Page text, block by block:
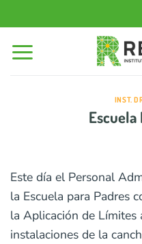
al
contenido
INST.
Escuela
Este día el Personal
la Escuela para Padres
la Aplicación de Límites
instalaciones de la